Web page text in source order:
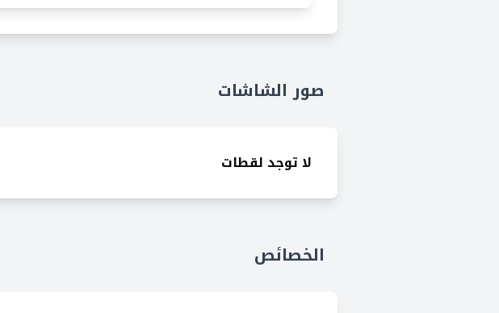
صور الشاشات
لا توجد لقطات
الخصائص